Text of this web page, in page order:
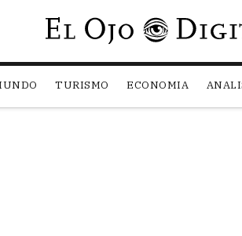
Pasar al
TURISMO ECONOMIA